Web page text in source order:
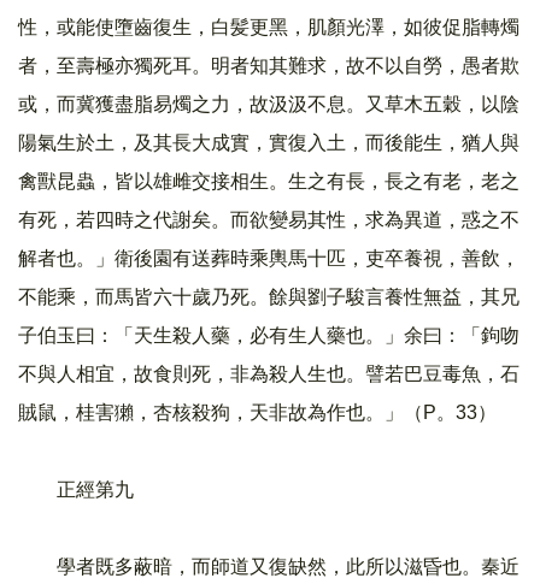
性，或能使墮齒復生，白髪更黑，肌顏光澤，如彼促脂轉燭
者，至壽極亦獨死耳。明者知其難求，故不以自勞，愚者欺
或，而冀獲盡脂易燭之力，故汲汲不息。又草木五穀，以陰
陽氣生於土，及其長大成實，實復入土，而後能生，猶人與
禽獸昆蟲，皆以雄雌交接相生。生之有長，長之有老，老之
有死，若四時之代謝矣。而欲變易其性，求為異道，惑之不
解者也。」衛後園有送葬時乘輿馬十匹，吏卒養視，善飲，
不能乘，而馬皆六十歲乃死。餘與劉子駿言養性無益，其兄
子伯玉曰：「天生殺人藥，必有生人藥也。」余曰：「鉤吻
不與人相宜，故食則死，非為殺人生也。譬若巴豆毒魚，石
賊鼠，桂害獺，杏核殺狗，天非故為作也。」（P。33）
正經第九
學者既多蔽暗，而師道又復缺然，此所以滋昏也。秦近